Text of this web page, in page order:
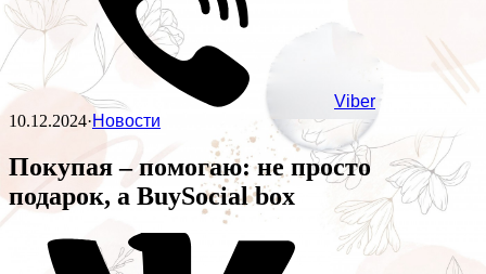
Viber
10.12.2024·Новости
Покупая – помогаю: не просто
подарок, а BuySocial box